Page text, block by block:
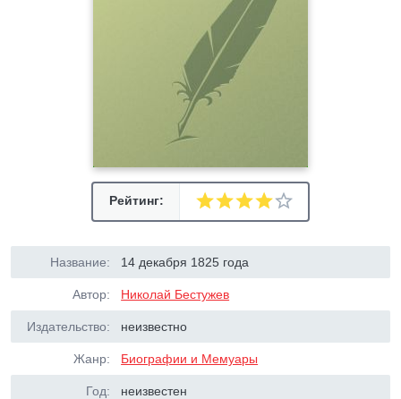
Рейтинг:
Название: 14 декабря 1825 года
Автор: Николай Бестужев
Издательство: неизвестно
Жанр: Биографии и Мемуары
Год: неизвестен